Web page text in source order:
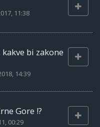
11:38
bi zakone
14:39
Gore !?
00:29